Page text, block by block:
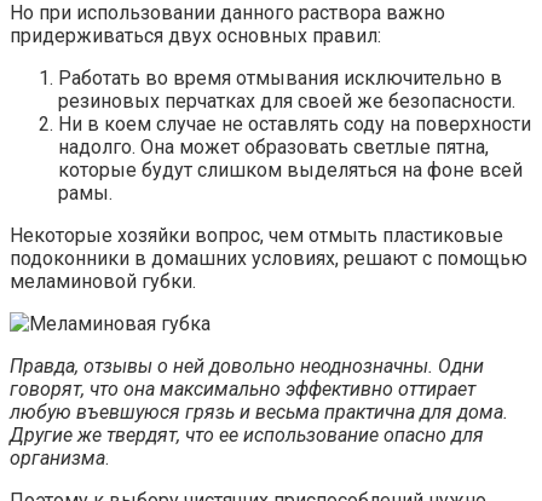
Но при использовании данного раствора важно
придерживаться двух основных правил:
Работать во время отмывания исключительно в
резиновых перчатках для своей же безопасности.
Ни в коем случае не оставлять соду на поверхности
надолго. Она может образовать светлые пятна,
которые будут слишком выделяться на фоне всей
рамы.
Некоторые хозяйки вопрос, чем отмыть пластиковые
подоконники в домашних условиях, решают с помощью
меламиновой губки.
Правда, отзывы о ней довольно неоднозначны. Одни
говорят, что она максимально эффективно оттирает
любую въевшуюся грязь и весьма практична для дома.
Другие же твердят, что ее использование опасно для
организма.